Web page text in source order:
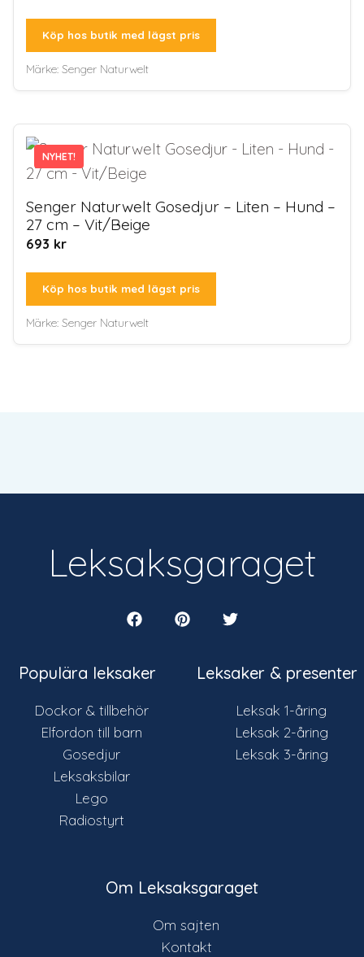
Köp hos butik med lägst pris
Märke: Senger Naturwelt
NYHET!
Senger Naturwelt Gosedjur – Liten – Hund –
27 cm – Vit/Beige
693 kr
Köp hos butik med lägst pris
Märke: Senger Naturwelt
Populära leksaker
Dockor & tillbehör
Elfordon till barn
Gosedjur
Leksaksbilar
Lego
Radiostyrt
Leksaksgaraget
Leksaker & presenter
Leksak 1-åring
Leksak 2-åring
Leksak 3-åring
Om Leksaksgaraget
Om sajten
Kontakt